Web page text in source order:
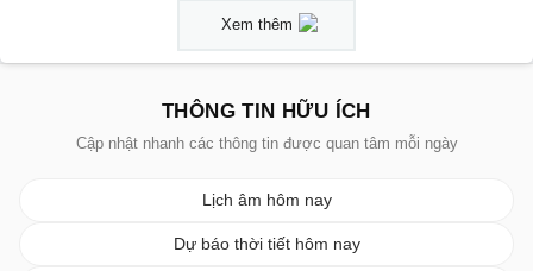
Xem thêm
THÔNG TIN HỮU ÍCH
Cập nhật nhanh các thông tin được quan tâm mỗi ngày
Lịch âm hôm nay
Dự báo thời tiết hôm nay